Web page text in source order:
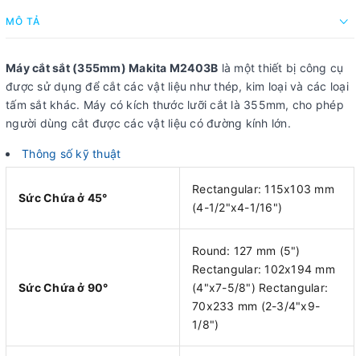
MÔ TẢ
Máy cắt sắt (355mm) Makita M2403B là một thiết bị công cụ
được sử dụng để cắt các vật liệu như thép, kim loại và các loại
tấm sắt khác. Máy có kích thước lưỡi cắt là 355mm, cho phép
người dùng cắt được các vật liệu có đường kính lớn.
Thông số kỹ thuật
Sức Chứa ở 45°
Rectangular: 115x103 mm
(4-1/2"x4-1/16")
Sức Chứa ở 90°
Round: 127 mm (5")
Rectangular: 102x194 mm
(4"x7-5/8") Rectangular:
70x233 mm (2-3/4"x9-
1/8")